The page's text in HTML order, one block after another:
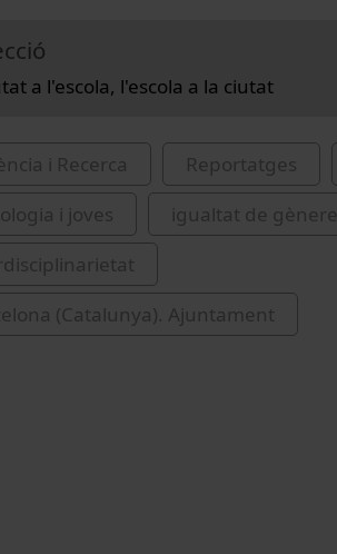
a l'escola, l'escola a la ciutat
i Recerca Reportatges
i joves
igualtat de gènere
(Catalunya). Ajuntament